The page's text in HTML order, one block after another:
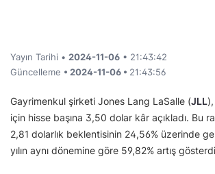
Yayın Tarihi • 2024-11-06 • 21:43:42
Güncelleme • 2024-11-06 • 21:43:56
Gayrimenkul şirketi Jones Lang LaSalle (JLL
için hisse başına 3,50 dolar kâr açıkladı. Bu
2,81 dolarlık beklentisinin 24,56% üzerinde
yılın aynı dönemine göre 59,82% artış